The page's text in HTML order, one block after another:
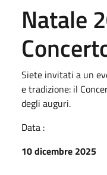
Natale
Siete invitati a un
e tradizione: il
degli auguri.
Data :
10 dicembre 2025